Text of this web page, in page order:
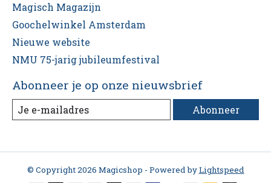
Magisch Magazijn
Goochelwinkel Amsterdam
Nieuwe website
NMU 75-jarig jubileumfestival
Abonneer je op onze nieuwsbrief
Abonneer
© Copyright 2026 Magicshop - Powered byLightspeed